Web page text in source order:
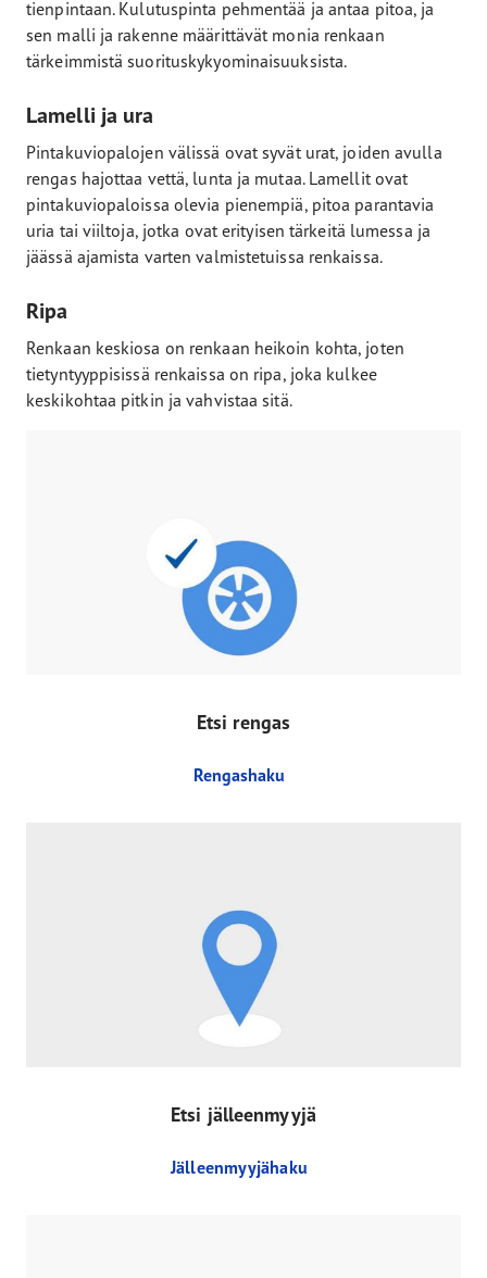
tienpintaan. Kulutuspinta pehmentää ja antaa pitoa, ja
sen malli ja rakenne määrittävät monia renkaan
tärkeimmistä suorituskykyominaisuuksista.
Lamelli ja ura
Pintakuviopalojen välissä ovat syvät urat, joiden avulla
rengas hajottaa vettä, lunta ja mutaa. Lamellit ovat
pintakuviopaloissa olevia pienempiä, pitoa parantavia
uria tai viiltoja, jotka ovat erityisen tärkeitä lumessa ja
jäässä ajamista varten valmistetuissa renkaissa.
Ripa
Renkaan keskiosa on renkaan heikoin kohta, joten
tietyntyyppisissä renkaissa on ripa, joka kulkee
keskikohtaa pitkin ja vahvistaa sitä.
Etsi rengas
Rengashaku
Etsi jälleenmyyjä
Jälleenmyyjähaku